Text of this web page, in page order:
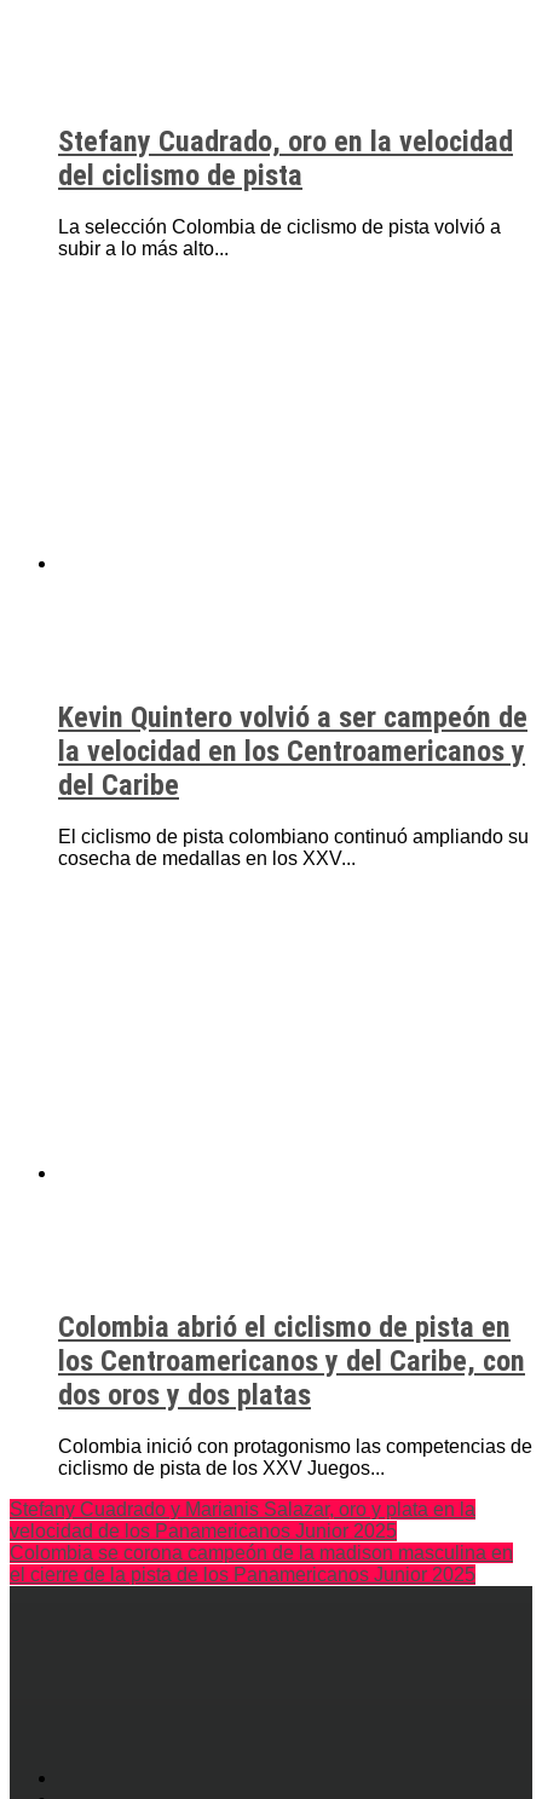
Stefany Cuadrado, oro en la velocidad
del ciclismo de pista
La selección Colombia de ciclismo de pista volvió a
subir a lo más alto...
Kevin Quintero volvió a ser campeón de
la velocidad en los Centroamericanos y
del Caribe
El ciclismo de pista colombiano continuó ampliando su
cosecha de medallas en los XXV...
Colombia abrió el ciclismo de pista en
los Centroamericanos y del Caribe, con
dos oros y dos platas
Colombia inició con protagonismo las competencias de
ciclismo de pista de los XXV Juegos...
Stefany Cuadrado y Marianis Salazar, oro y plata en la
velocidad de los Panamericanos Junior 2025
Colombia se corona campeón de la madison masculina en
el cierre de la pista de los Panamericanos Junior 2025